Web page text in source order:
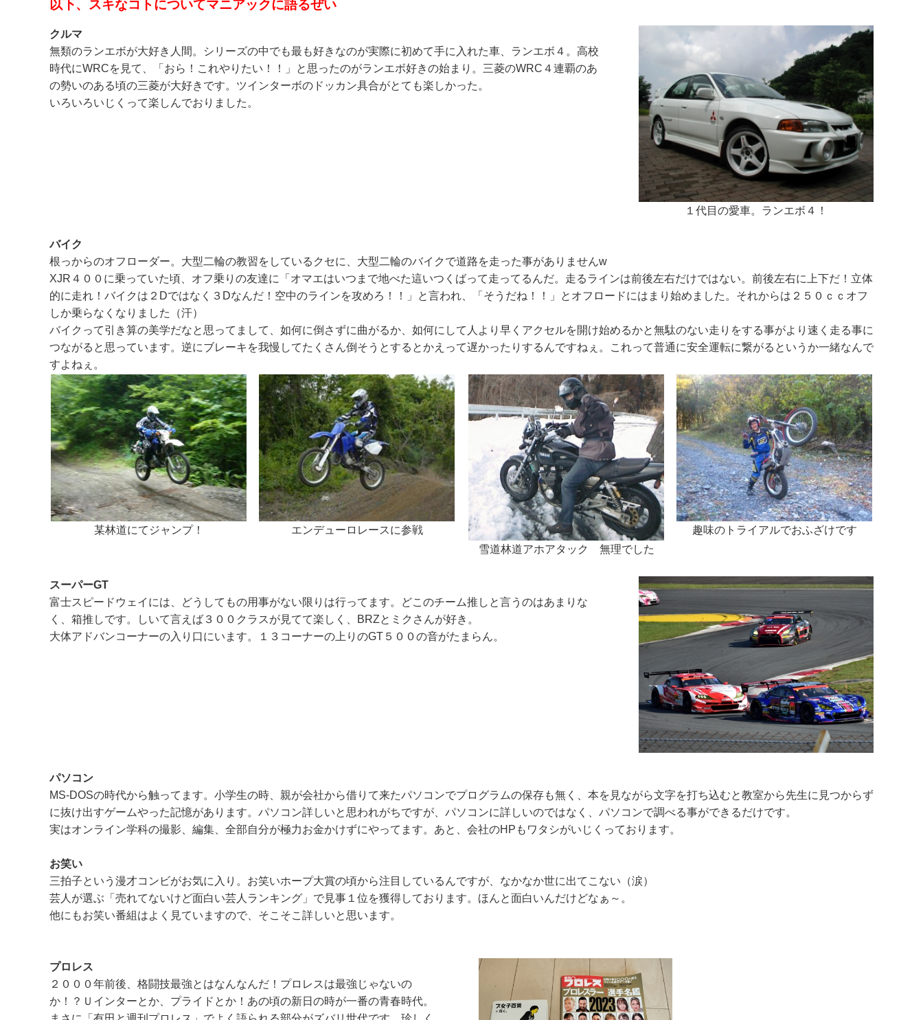
以下、スキなコトについてマニアックに語るぜい
クルマ
無類のランエボが大好き人間。シリーズの中でも最も好きなのが実際に初めて手に入れた車、ランエボ４。高校
時代にWRCを見て、「おら！これやりたい！！」と思ったのがランエボ好きの始まり。三菱のWRC４連覇のあ
の勢いのある頃の三菱が大好きです。ツインターボのドッカン具合がとても楽しかった。
いろいろいじくって楽しんでおりました。
１代目の愛車。ランエボ４！
バイク
根っからのオフローダー。大型二輪の教習をしているクセに、大型二輪のバイクで道路を走った事がありませんw
XJR４００に乗っていた頃、オフ乗りの友達に「オマエはいつまで地べた這いつくばって走ってるんだ。走るラインは前後左右だけではない。前後左右に上下だ！立体
的に走れ！バイクは２Dではなく３Dなんだ！空中のラインを攻めろ！！」と言われ、「そうだね！！」とオフロードにはまり始めました。それからは２５０ｃｃオフ
しか乗らなくなりました（汗）
バイクって引き算の美学だなと思ってまして、如何に倒さずに曲がるか、如何にして人より早くアクセルを開け始めるかと無駄のない走りをする事がより速く走る事に
つながると思っています。逆にブレーキを我慢してたくさん倒そうとするとかえって遅かったりするんですねぇ。これって普通に安全運転に繋がるというか一緒なんで
すよねぇ。
某林道にてジャンプ！
エンデューロレースに参戦
雪道林道アホアタック 無理でした
趣味のトライアルでおふざけです
スーパーGT
富士スピードウェイには、どうしてもの用事がない限りは行ってます。どこのチーム推しと言うのはあまりな
く、箱推しです。しいて言えば３００クラスが見てて楽しく、BRZとミクさんが好き。
大体アドバンコーナーの入り口にいます。１３コーナーの上りのGT５００の音がたまらん。
パソコン
MS-DOSの時代から触ってます。小学生の時、親が会社から借りて来たパソコンでプログラムの保存も無く、本を見ながら文字を打ち込むと教室から先生に見つからず
に抜け出すゲームやった記憶があります。パソコン詳しいと思われがちですが、パソコンに詳しいのではなく、パソコンで調べる事ができるだけです。
実はオンライン学科の撮影、編集、全部自分が極力お金かけずにやってます。あと、会社のHPもワタシがいじくっております。
お笑い
三拍子という漫才コンビがお気に入り。お笑いホープ大賞の頃から注目しているんですが、なかなか世に出てこない（涙）
芸人が選ぶ「売れてないけど面白い芸人ランキング」で見事１位を獲得しております。ほんと面白いんだけどなぁ～。
他にもお笑い番組はよく見ていますので、そこそこ詳しいと思います。
プロレス
２０００年前後、格闘技最強とはなんなんだ！プロレスは最強じゃないの
か！？Ｕインターとか、プライドとか！あの頃の新日の時が一番の青春時代。